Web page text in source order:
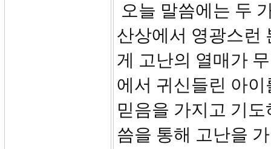
오늘 말씀에는 두
산상에서 영광스런
게 고난의 열매가
에서 귀신들린 아
믿음을 가지고 기
씀을 통해 고난을